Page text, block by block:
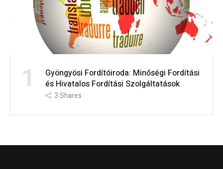
1
Gyöngyösi Fordítóiroda: Minőségi Fordítási
és Hivatalos Fordítási Szolgáltatások
3Shares